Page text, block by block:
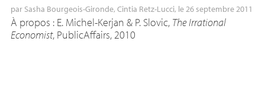
par Sasha Bourgeois-Gironde, Cintia Retz-Lucci, le 26 septembre 2011
À propos : E. Michel-Kerjan & P. Slovic, The Irrational
Economist, PublicAffairs, 2010